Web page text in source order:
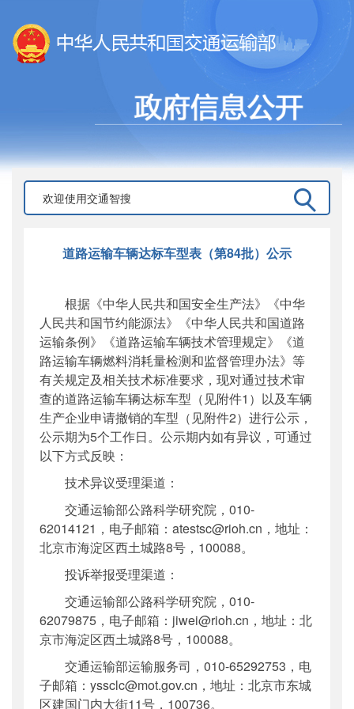
道路运输车辆达标车型表（第84批）公示
根据《中华人民共和国安全生产法》《中华
人民共和国节约能源法》《中华人民共和国道路
运输条例》《道路运输车辆技术管理规定》《道
路运输车辆燃料消耗量检测和监督管理办法》等
有关规定及相关技术标准要求，现对通过技术审
查的道路运输车辆达标车型（见附件1）以及车辆
生产企业申请撤销的车型（见附件2）进行公示，
公示期为5个工作日。公示期内如有异议，可通过
以下方式反映：
技术异议受理渠道：
交通运输部公路科学研究院，010-
62014121，电子邮箱：atestsc@rioh.cn，地址：
北京市海淀区西土城路8号，100088。
投诉举报受理渠道：
交通运输部公路科学研究院，010-
62079875，电子邮箱：jiwei@rioh.cn，地址：北
京市海淀区西土城路8号，100088。
交通运输部运输服务司，010-65292753，电
子邮箱：yssclc@mot.gov.cn，地址：北京市东城
区建国门内大街11号，100736。